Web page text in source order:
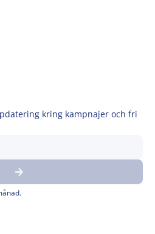
kring kampnajer och fri
Submit